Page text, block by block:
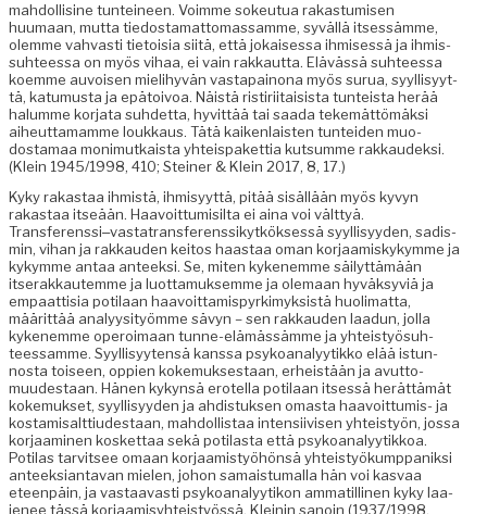
mah­dol­li­sine tun­tei­neen. Voimme sokeu­tua rakas­tu­misen
huumaan, mut­ta tiedosta­mat­tomas­samme, syväl­lä itsessämme,
olemme vah­vasti tietoisia siitä, että jokaises­sa ihmisessä ja ihmis­
suh­teessa on myös vihaa, ei vain rakkaut­ta. Elävässä suh­teessa
koemme auvoisen mieli­hyvän vastapain­ona myös surua, syyl­lisyyt­
tä, katu­mus­ta ja epä­toivoa. Näistä ris­tiri­itai­sista tun­teista herää
halumme kor­ja­ta suhdet­ta, hyvit­tää tai saa­da tekemät­tömäk­si
aiheut­ta­mamme loukkaus. Tätä kaiken­lais­ten tun­tei­den muo­
dosta­maa mon­imutkaista yhteis­paket­tia kut­summe rakkaudek­si.
(Klein 1945/1998, 410; Stein­er & Klein 2017, 8, 17.)
Kyky rakas­taa ihmistä, ihmisyyt­tä, pitää sisäl­lään myös kyvyn
rakas­taa itseään. Haavoit­tumisil­ta ei aina voi vält­tyä.
Transferenssi‒vastatransferenssikytköksessä syyl­lisyy­den, sadis­
min, vihan ja rakkau­den keitos haas­taa oman kor­jaamiskykymme ja
kykymme antaa anteek­si. Se, miten kyken­emme säi­lyt­tämään
itser­akkautemme ja luot­ta­muk­semme ja ole­maan hyväksyviä ja
empaat­tisia poti­laan haavoit­tamispyrkimyk­sistä huoli­mat­ta,
määrit­tää ana­lyysi­työmme sävyn – sen rakkau­den laadun, jol­la
kyken­emme oper­oimaan tunne-elämässämme ja yhteistyö­suh­
teessamme. Syyl­lisyyten­sä kanssa psyko­ana­lyytikko elää istun­
nos­ta toiseen, oppi­en koke­muk­ses­taan, erheistään ja avut­to­
muud­estaan. Hänen kykyn­sä erotel­la poti­laan itsessä herät­tämät
koke­muk­set, syyl­lisyy­den ja ahdis­tuk­sen omas­ta haavoit­tumis- ja
kostamisalt­tiud­estaan, mah­dol­lis­taa inten­si­ivisen yhteistyön, jos­sa
kor­jaami­nen kos­ket­taa sekä poti­las­ta että psyko­ana­lyytikkoa.
Poti­las tarvit­see omaan kor­jaamistyöhön­sä yhteistyökump­paniksi
anteek­sianta­van mie­len, johon samais­tu­mal­la hän voi kas­vaa
eteen­päin, ja vas­taavasti psyko­ana­lyytikon ammatill­i­nen kyky laa­
je­nee tässä kor­jaamisy­hteistyössä. Kleinin sanoin (1937/1998,